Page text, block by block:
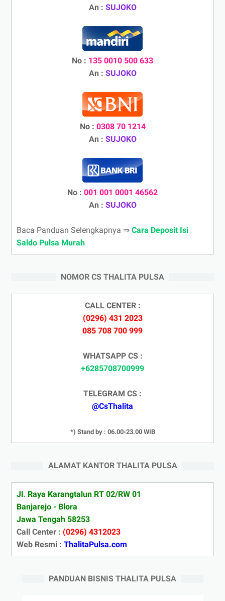
An : SUJOKO
No : 135 0010 500 633
An : SUJOKO
No : 0308 70 1214
An : SUJOKO
No : 001 001 0001 46562
An : SUJOKO
Baca Panduan Selengkapnya ⇒ Cara Deposit Isi
Saldo Pulsa Murah
NOMOR CS THALITA PULSA
CALL CENTER :
(0296) 431 2023
085 708 700 999
WHATSAPP CS :
+6285708700999
TELEGRAM CS :
@CsThalita
*) Stand by : 06.00-23.00 WIB
ALAMAT KANTOR THALITA PULSA
Jl. Raya Karangtalun RT 02/RW 01
Banjarejo - Blora
Jawa Tengah 58253
Call Center : (0296) 4312023
Web Resmi : ThalitaPulsa.com
PANDUAN BISNIS THALITA PULSA